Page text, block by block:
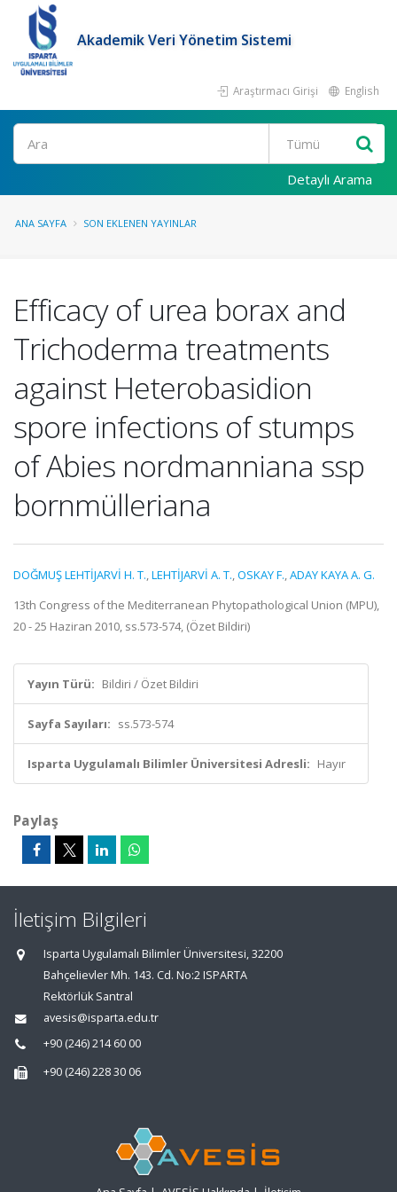
Akademik Veri Yönetim Sistemi
Araştırmacı Girişi English
Ara
Detaylı Arama
ANA SAYFA SON EKLENEN YAYINLAR
Efficacy of urea borax and
Trichoderma treatments
against Heterobasidion
spore infections of stumps
of Abies nordmanniana ssp
bornmülleriana
DOĞMUŞ LEHTİJARVİ H. T.,LEHTİJARVİ A. T.,OSKAY F.,ADAY KAYA A. G.
13th Congress of the Mediterranean Phytopathological Union (MPU),
20 - 25 Haziran 2010, ss.573-574, (Özet Bildiri)
Yayın Türü: Bildiri / Özet Bildiri
Sayfa Sayıları: ss.573-574
Isparta Uygulamalı Bilimler Üniversitesi Adresli: Hayır
Paylaş
İletişim Bilgileri
Isparta Uygulamalı Bilimler Üniversitesi, 32200
Bahçelievler Mh. 143. Cd. No:2 ISPARTA
Rektörlük Santral
avesis@isparta.edu.tr
+90 (246) 214 60 00
+90 (246) 228 30 06